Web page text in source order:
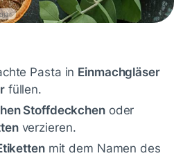
Pasta in Einmachgläser
füllen.
Stoffdeckchenoder
verzieren.
mit dem Namen des